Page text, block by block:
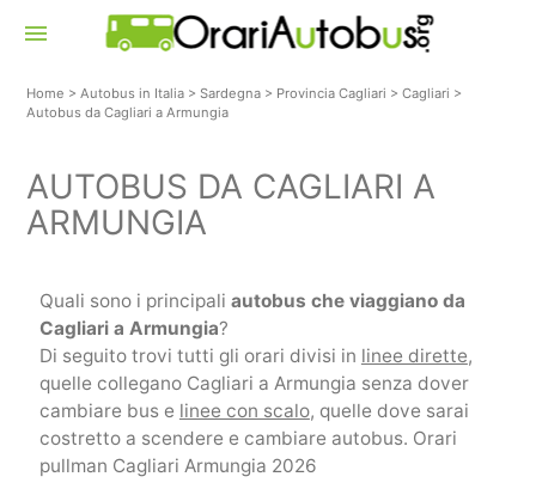
menu
Home >Autobus in Italia >Sardegna > Provincia Cagliari >Cagliari >
Autobus da Cagliari a Armungia
AUTOBUS DA CAGLIARI A
ARMUNGIA
Quali sono i principali autobus che viaggiano da
Cagliari a Armungia?
Di seguito trovi tutti gli orari divisi in linee dirette,
quelle collegano Cagliari a Armungia senza dover
cambiare bus e linee con scalo, quelle dove sarai
costretto a scendere e cambiare autobus. Orari
pullman Cagliari Armungia 2026